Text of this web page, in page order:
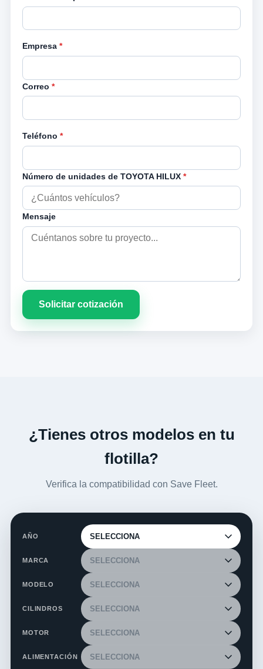
Empresa *
Correo *
Teléfono *
Número de unidades de TOYOTA HILUX *
Mensaje
Solicitar cotización
¿Tienes otros modelos en tu
flotilla?
Verifica la compatibilidad con Save Fleet.
AÑO
MARCA
MODELO
CILINDROS
MOTOR
ALIMENTACIÓN